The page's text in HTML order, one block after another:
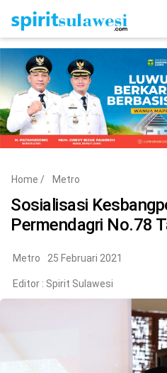
Home News
Metro Nasional
Politik Hukum & Kriminal
Home / Metro
Sosialisasi
Permendagri No.78
Metro 25 Februari 2021
Editor : Spirit Sulawesi